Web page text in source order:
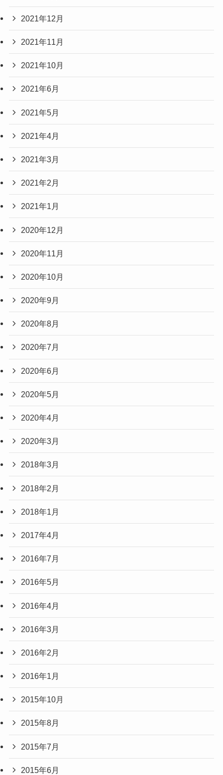
2021年12月
2021年11月
2021年10月
2021年6月
2021年5月
2021年4月
2021年3月
2021年2月
2021年1月
2020年12月
2020年11月
2020年10月
2020年9月
2020年8月
2020年7月
2020年6月
2020年5月
2020年4月
2020年3月
2018年3月
2018年2月
2018年1月
2017年4月
2016年7月
2016年5月
2016年4月
2016年3月
2016年2月
2016年1月
2015年10月
2015年8月
2015年7月
2015年6月